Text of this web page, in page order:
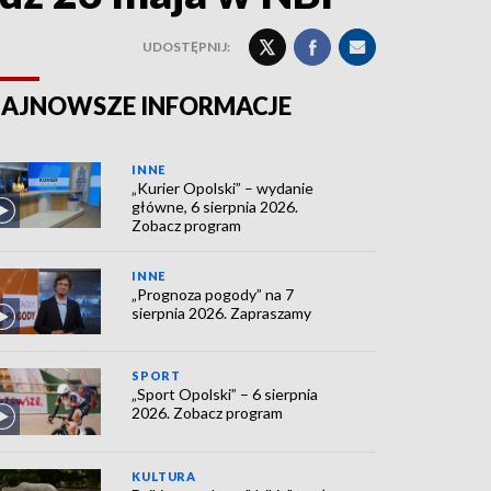
UDOSTĘPNIJ:
INFORMACJE
INNE
„Kurier Opolski” – wydanie
główne, 6 sierpnia 2026.
Zobacz program
INNE
„Prognoza pogody” na 7
sierpnia 2026. Zapraszamy
SPORT
„Sport Opolski” – 6 sierpnia
2026. Zobacz program
KULTURA